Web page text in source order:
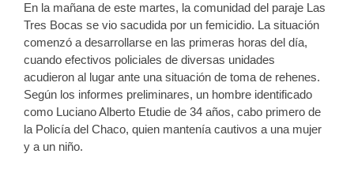
En la mañana de este martes, la comunidad del paraje Las
Tres Bocas se vio sacudida por un femicidio. La situación
comenzó a desarrollarse en las primeras horas del día,
cuando efectivos policiales de diversas unidades
acudieron al lugar ante una situación de toma de rehenes.
Según los informes preliminares, un hombre identificado
como Luciano Alberto Etudie de 34 años, cabo primero de
la Policía del Chaco, quien mantenía cautivos a una mujer
y a un niño.